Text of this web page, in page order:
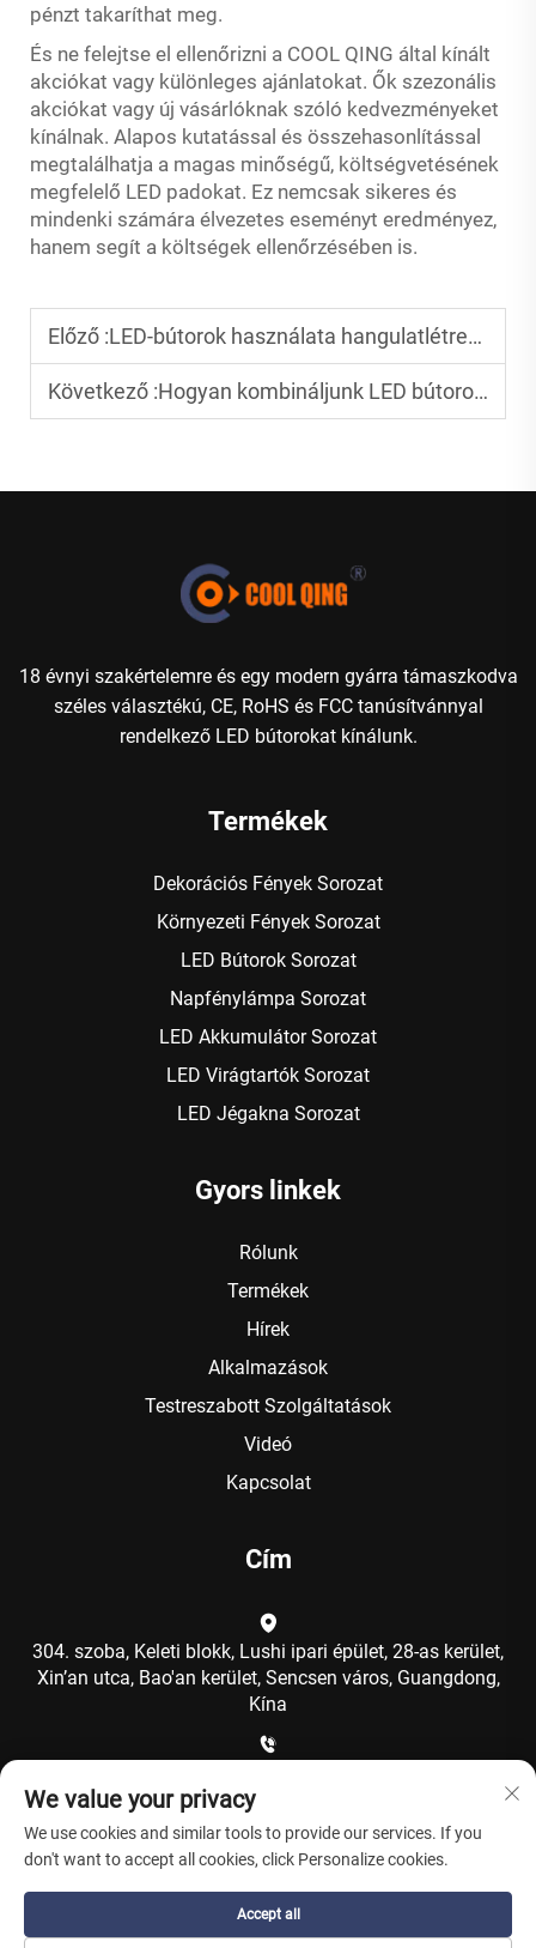
pénzt takaríthat meg.
És ne felejtse el ellenőrizni a COOL QING által kínált
akciókat vagy különleges ajánlatokat. Ők szezonális
akciókat vagy új vásárlóknak szóló kedvezményeket
kínálnak. Alapos kutatással és összehasonlítással
megtalálhatja a magas minőségű, költségvetésének
megfelelő LED padokat. Ez nemcsak sikeres és
mindenki számára élvezetes eseményt eredményez,
hanem segít a költségek ellenőrzésében is.
Előző :LED-bútorok használata hangulatlétrehozáshoz fesztiválokon
Következő :Hogyan kombináljunk LED bútorokat hagyományos díszítéssel
18 évnyi szakértelemre és egy modern gyárra támaszkodva
széles választékú, CE, RoHS és FCC tanúsítvánnyal
rendelkező LED bútorokat kínálunk.
Termékek
Dekorációs Fények Sorozat
Környezeti Fények Sorozat
LED Bútorok Sorozat
Napfénylámpa Sorozat
LED Akkumulátor Sorozat
LED Virágtartók Sorozat
LED Jégakna Sorozat
Gyors linkek
Rólunk
Termékek
Hírek
Alkalmazások
Testreszabott Szolgáltatások
Videó
Kapcsolat
Cím
304. szoba, Keleti blokk, Lushi ipari épület, 28-as kerület,
Xin’an utca, Bao'an kerület, Sencsen város, Guangdong,
Kína
[email protected]
Szerzői jog © Shenzhen Coolqing Technology Co., Ltd. Minden
We value your privacy
We use cookies and similar tools to provide our services. If you
don't want to accept all cookies, click Personalize cookies.
Accept all